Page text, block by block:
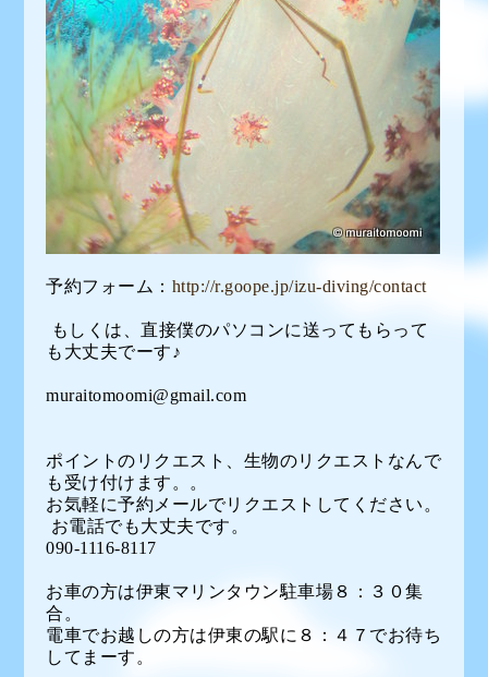
予約フォーム： http://r.goope.jp/izu-diving/contact
もしくは、直接僕のパソコンに送ってもらって
も大丈夫でーす♪
muraitomoomi@gmail.com
ポイントのリクエスト、生物のリクエストなんで
も受け付けます。。
お気軽に予約メールでリクエストしてください。
お電話でも大丈夫です。
090-1116-8117
お車の方は伊東マリンタウン駐車場８：３０集
合。
電車でお越しの方は伊東の駅に８：４７でお待ち
してまーす。